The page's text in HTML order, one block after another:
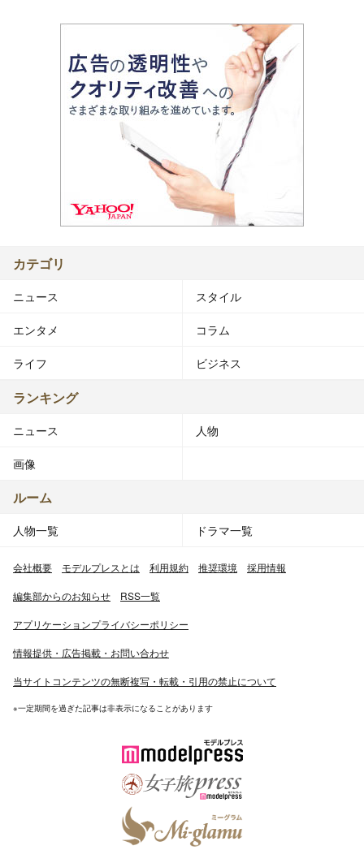
カテゴリ
ニュース スタイル
エンタメ コラム
ライフ ビジネス
ランキング
ニュース 人物
画像
ルーム
人物一覧 ドラマ一覧
会社概要 モデルプレスとは 利用規約 推奨環境 採用情報
編集部からのお知らせ RSS一覧
アプリケーションプライバシーポリシー
情報提供・広告掲載・お問い合わせ
当サイトコンテンツの無断複写・転載・引用の禁止について
※一定期間を過ぎた記事は非表示になることがあります